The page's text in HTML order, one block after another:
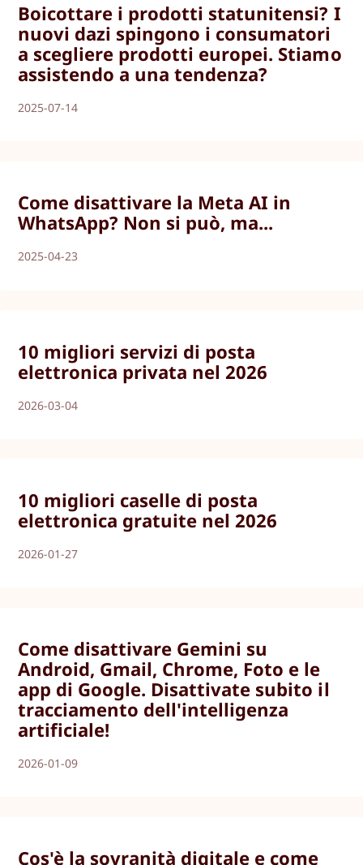
Boicottare i prodotti statunitensi? I
nuovi dazi spingono i consumatori
a scegliere prodotti europei. Stiamo
assistendo a una tendenza?
2025-07-14
Come disattivare la Meta AI in
WhatsApp? Non si può, ma...
2025-04-23
10 migliori servizi di posta
elettronica privata nel 2026
2026-03-04
10 migliori caselle di posta
elettronica gratuite nel 2026
2026-01-27
Come disattivare Gemini su
Android, Gmail, Chrome, Foto e le
app di Google. Disattivate subito il
tracciamento dell'intelligenza
artificiale!
2026-01-09
Cos'è la sovranità digitale e come